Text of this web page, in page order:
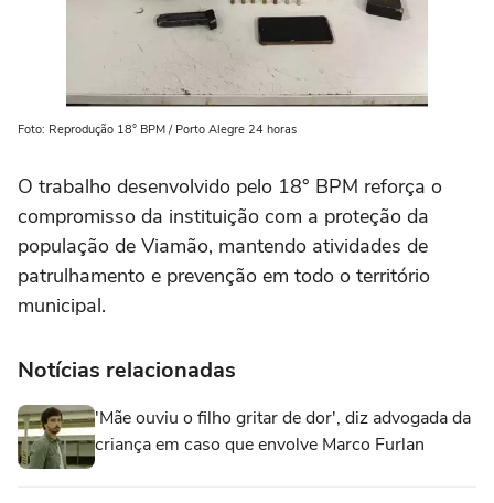
Foto: Reprodução 18° BPM / Porto Alegre 24 horas
O trabalho desenvolvido pelo 18° BPM reforça o
compromisso da instituição com a proteção da
população de Viamão, mantendo atividades de
patrulhamento e prevenção em todo o território
municipal.
Notícias relacionadas
'Mãe ouviu o filho gritar de dor', diz advogada da
criança em caso que envolve Marco Furlan